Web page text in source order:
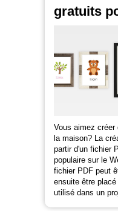
gratuits
Vous aimez
la maison? La
partir d'un fichier
populaire sur le
fichier PDF peut
ensuite être
utilisé dans un